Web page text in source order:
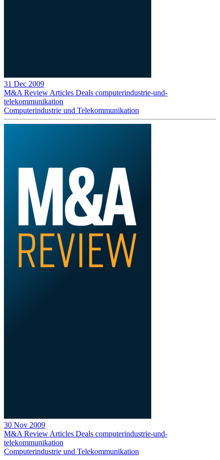
31 Dec 2009
M&A Review Articles Deals computerindustrie-und-
telekommunikation
Computerindustrie und Telekommunikation
30 Nov 2009
M&A Review Articles Deals computerindustrie-und-
telekommunikation
Computerindustrie und Telekommunikation